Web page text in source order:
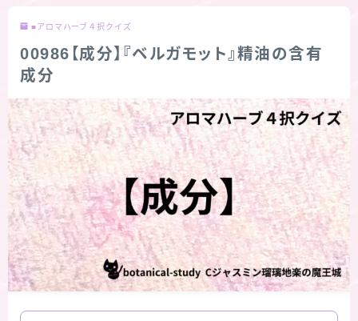
お問い合わせ
サイトマップ
■アロマハーブ４択クイズ
00986【成分】『ベルガモット』精油の含有
成分